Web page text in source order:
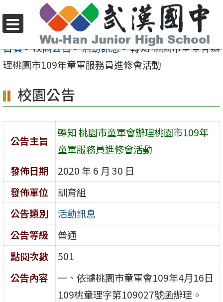
至
要
容
區
選
單
首頁>校園公告>活動訊息>轉知 桃園市童軍會辦
理桃園市109年童軍服務員進修會活動
校園公告
公告主旨
轉知 桃園市童軍會辦理桃園市109年
童軍服務員進修會活動
發佈日期
2020 年 6 月 30 日
發佈單位
訓育組
公告類別
活動訊息
公告等級
普通
點閱次數
501
公告內容
一、依據桃園市童軍會109年4月16日
109桃童理字第109027號函辦理。